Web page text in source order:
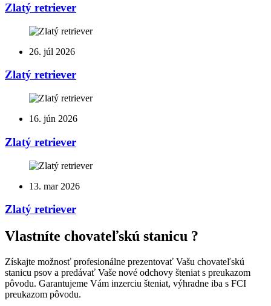
Zlatý retriever
26. júl 2026
Zlatý retriever
16. jún 2026
Zlatý retriever
13. mar 2026
Zlatý retriever
Vlastníte chovateľskú stanicu ?
Získajte možnosť profesionálne prezentovať Vašu chovateľskú
stanicu psov a predávať Vaše nové odchovy šteniat s preukazom
pôvodu. Garantujeme Vám inzerciu šteniat, výhradne iba s FCI
preukazom pôvodu.